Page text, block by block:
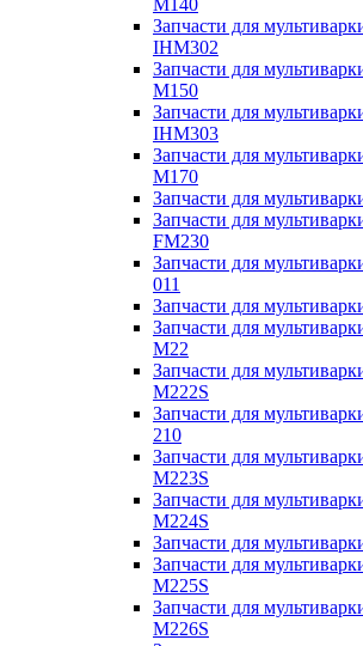
M140
Запчасти для
IHM302
Запчасти для
M150
Запчасти для
IHM303
Запчасти для
M170
Запчасти для
Запчасти для
FM230
Запчасти для
011
Запчасти для
Запчасти для
M22
Запчасти для
M222S
Запчасти для
210
Запчасти для
M223S
Запчасти для
M224S
Запчасти для
Запчасти для
M225S
Запчасти для
M226S